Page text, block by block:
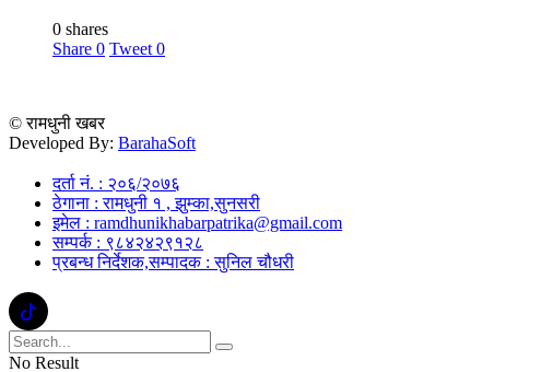
0 shares
Share 0 Tweet 0
© रामधुनी खबर
Developed By: BarahaSoft
दर्ता नं. : २०६/२०७६
ठेगाना : रामधुनी १ , झुम्का,सुनसरी
इमेल : ramdhunikhabarpatrika@gmail.com
सम्पर्क : ९८४२४२९१२८
प्रबन्ध निर्देशक,सम्पादक : सुनिल चौधरी
No Result